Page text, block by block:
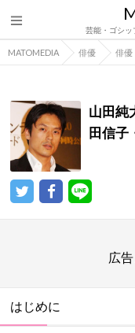
芸能・ゴシッ
MATOMEDIA 俳優 俳優
山田純
田信子
広
はじめに